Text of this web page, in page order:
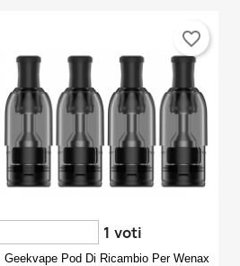
Anteprima
Geekvape Pod Di Ricambio Per Wenax
1 voti
favorite_border